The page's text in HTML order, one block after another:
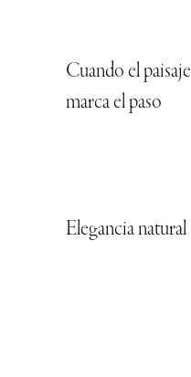
Cuando el paisaje
marca el paso
Elegancia natural